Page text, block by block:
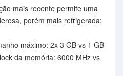
mais recente permite uma
porém mais refrigerada:
máximo: 2x 3 GB vs 1 GB
da memória: 6000 MHz vs